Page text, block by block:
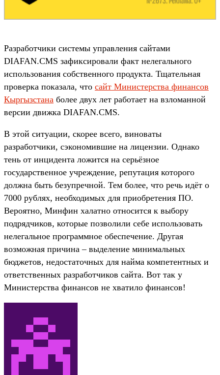
Разработчики системы управления сайтами
DIAFAN.CMS зафиксировали факт нелегального
использования собственного продукта. Тщательная
проверка показала, что сайт Министерства финансов
Кыргызстана более двух лет работает на взломанной
версии движка DIAFAN.CMS.
В этой ситуации, скорее всего, виноваты
разработчики, сэкономившие на лицензии. Однако
тень от инцидента ложится на серьёзное
государственное учреждение, репутация которого
должна быть безупречной. Тем более, что речь идёт о
7000 рублях, необходимых для приобретения ПО.
Вероятно, Минфин халатно относится к выбору
подрядчиков, которые позволили себе использовать
нелегальное программное обеспечение. Другая
возможная причина – выделение минимальных
бюджетов, недостаточных для найма компетентных и
ответственных разработчиков сайта. Вот так у
Министерства финансов не хватило финансов!